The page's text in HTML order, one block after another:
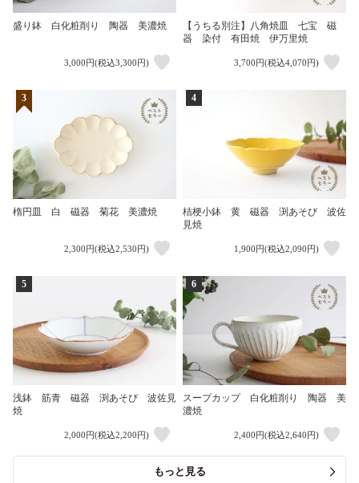
盛り鉢 白化粧削り 陶器 美濃焼
3,000円(税込3,300円)
【うちる別注】八角焼皿 七宝 磁
器 染付 有田焼 伊万里焼
3,700円(税込4,070円)
3
楕円皿 白 磁器 菊花 美濃焼
2,300円(税込2,530円)
4
桔梗小鉢 黄 磁器 渕あそび 波佐
見焼
1,900円(税込2,090円)
5
浅鉢 筋青 磁器 渕あそび 波佐見
焼
2,000円(税込2,200円)
6
スープカップ 白化粧削り 陶器 美
濃焼
2,400円(税込2,640円)
もっと見る